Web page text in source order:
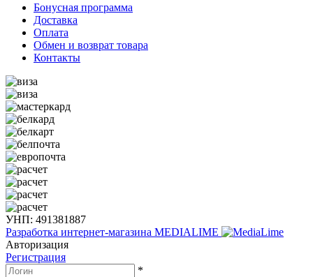
Бонусная программа
Доставка
Оплата
Обмен и возврат товара
Контакты
УНП: 491381887
Разработка интернет-магазина MEDIALIME
Авторизация
Регистрация
*